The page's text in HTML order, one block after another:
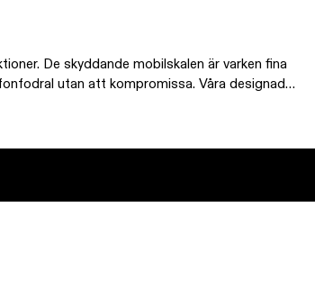
De skyddande mobilskalen är varken fina
utan att kompromissa. Våra designade